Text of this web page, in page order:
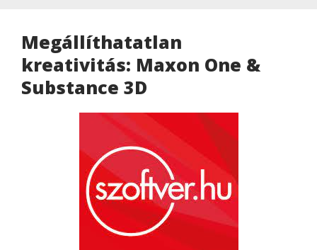
Megállíthatatlan
kreativitás: Maxon One &
Substance 3D